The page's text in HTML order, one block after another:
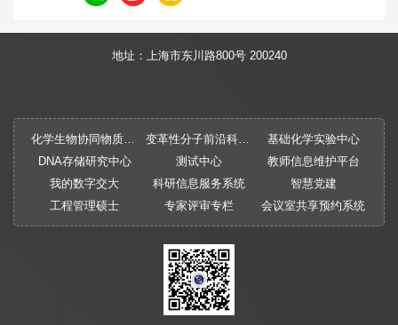
地址：上海市东川路800号 200240
化学生物协同物质创制全国重点实验室 变革性分子前沿科学中心
基础化学实验中心
DNA存储研究中心
测试中心
教师信息维护平台
我的数字交大
科研信息服务系统
智慧党建
工程管理硕士
专家评审专栏 会议室共享预约系统